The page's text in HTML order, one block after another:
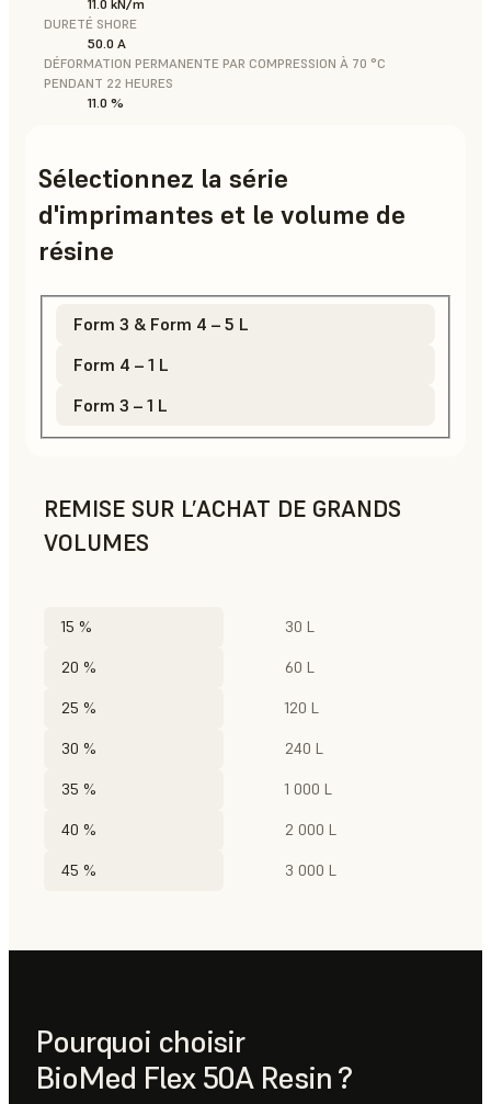
11.0 kN/m
DURETÉ SHORE
50.0 A
DÉFORMATION PERMANENTE PAR COMPRESSION À 70 °C
PENDANT 22 HEURES
11.0 %
Sélectionnez la série
d'imprimantes et le volume de
résine
Form 3 & Form 4 – 5 L
Form 4 – 1 L
Form 3 – 1 L
REMISE SUR L’ACHAT DE GRANDS
VOLUMES
15 % 30 L
20 % 60 L
25 % 120 L
30 % 240 L
35 % 1 000 L
40 % 2 000 L
45 % 3 000 L
Pourquoi choisir
BioMed Flex 50A Resin ?